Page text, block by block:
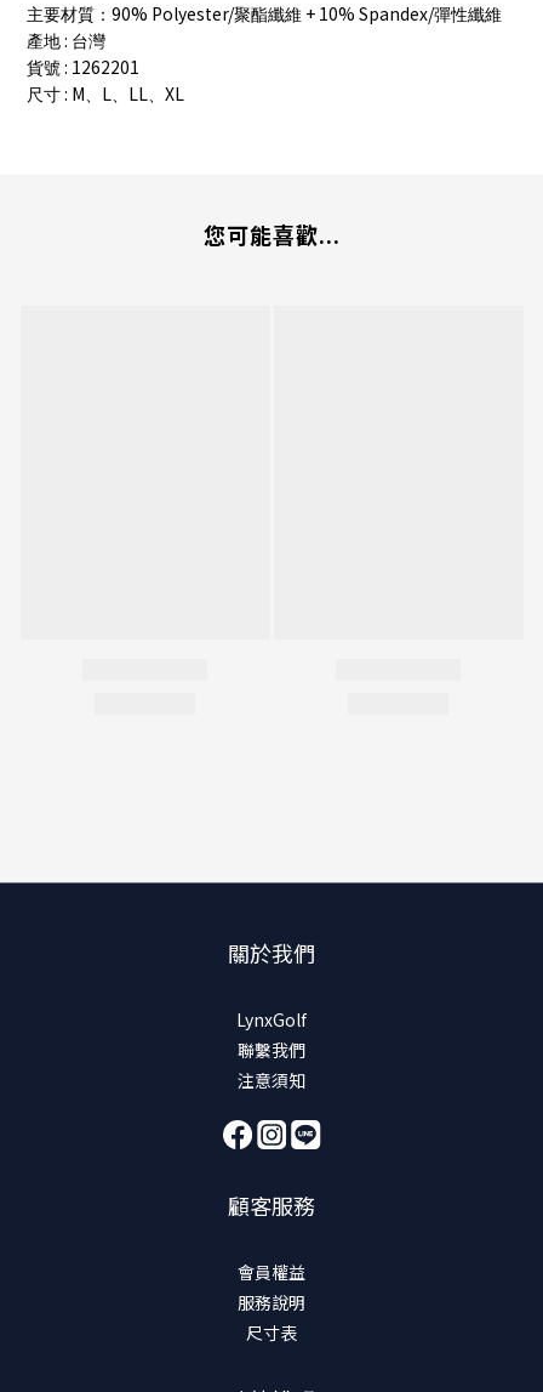
主要材質： 90% Polyester/聚酯纖維 + 10% Spandex/彈性纖維
產地 : 台灣
貨號 : 1262201
尺寸 : M、 L、 LL、 XL
您可能喜歡...
關於我們
LynxGolf
聯繫我們
注意須知
顧客服務
會員權益
服務說明
尺寸表